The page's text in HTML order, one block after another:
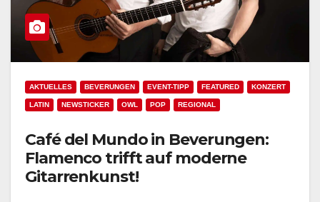
AKTUELLES BEVERUNGEN EVENT-TIPP FEATURED KONZERT
LATIN NEWSTICKER OWL POP REGIONAL
Café del Mundo in Beverungen:
Flamenco trifft auf moderne
Gitarrenkunst!